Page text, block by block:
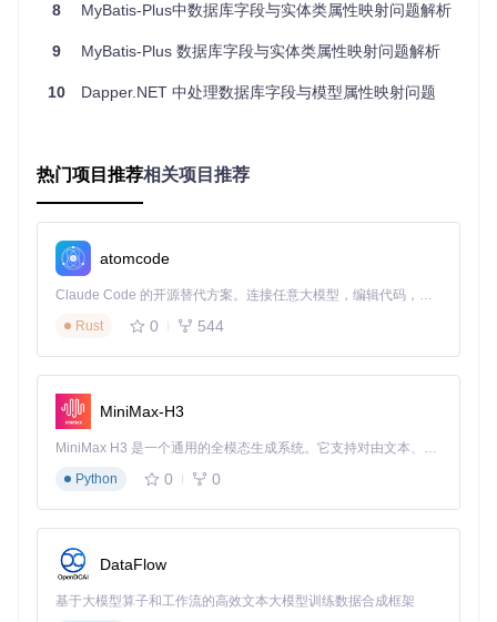
这段代码的工作原理是：
使用正则表达式匹配所有大写字母
将每个大写字母替换为"_小写字母"的形式
例如"createTime"会被转换为"create_time"
统一命名规范：在项目初期就确定前后端的命名规范，保
持一致性
自动化转换 ：在前后端交互的关键节点(如API网关)实现自
动转换
总结
Gin-Vue-Admin框架中的这个排序问题展示了前后端分离架构
中一个典型的技术挑战。通过分析问题本质并实施合理的解决
8 MyBatis-Plus中数据库字段与实体类属性映射问题解析
9 MyBatis-Plus 数据库字段与实体类属性映射问题解析
10 Dapper.NET 中处理数据库字段与模型属性映射问题
热门项目推荐相关项目推荐
atomcode
Claude Code 的开源替代方案。连接任意大模型，编辑代码，运行命令，自动验证 — 全自动执行。用 Rust 构建，极致性能。 ｜ An open-source alternative to Claude Code. Connect any LLM, edit code, run commands, and verify changes — autonomously. Built in Rust for speed. Get Started
Rust
0 544
MiniMax-H3
MiniMax H3 是一个通用的全模态生成系统。它支持对由文本、图像、视频和音频组成的多模态上下文进行统一理解，并能生成分辨率高达 2K、时长可达 15 秒的带原生立体声音频的视频。得益于面向任务泛化的系统设计，H3 在预训练阶段就已具备广泛的多模态上下文理解与生成能力，能够出色地执行复杂的多模态指令。
Python
0 0
DataFlow
基于大模型算子和工作流的高效文本大模型训练数据合成框架